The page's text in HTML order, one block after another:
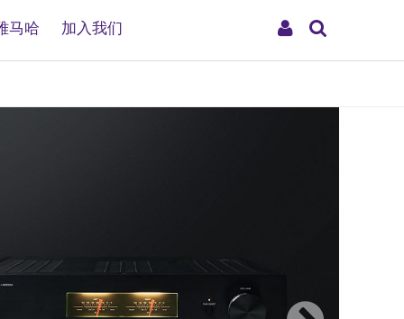
My
马哈 加入我们